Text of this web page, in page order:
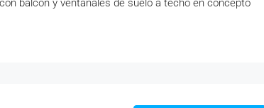
balcón y ventanales de suelo a techo en concepto